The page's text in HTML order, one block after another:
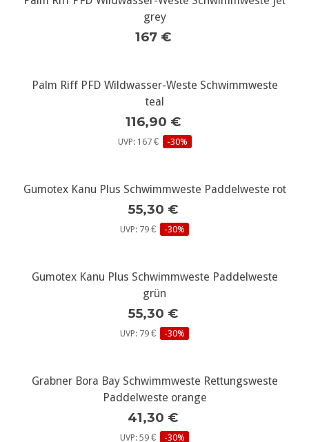
grey
167 €
Palm Riff PFD Wildwasser-Weste Schwimmweste
teal
116,90 €
UVP: 167 € -30%
Gumotex Kanu Plus Schwimmweste Paddelweste rot
55,30 €
UVP: 79 € -30%
Gumotex Kanu Plus Schwimmweste Paddelweste
grün
55,30 €
UVP: 79 € -30%
Grabner Bora Bay Schwimmweste Rettungsweste
Paddelweste orange
41,30 €
UVP: 59 € -30%